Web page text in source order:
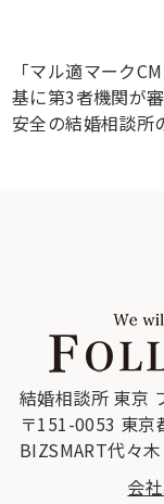
「マル適マーク
基に第3者機関が
安全の結婚相談所
結婚相談所 東京
〒151-0053 東
BIZSMART代々木
会